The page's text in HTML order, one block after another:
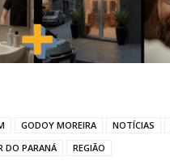
GODOY MOREIRA NOTÍCIAS
DO PARANÁ
REGIÃO